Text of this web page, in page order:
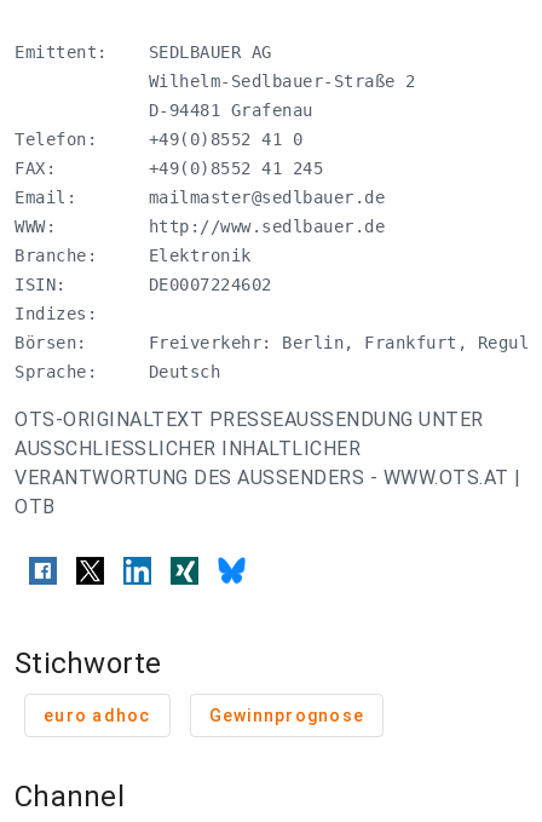
Emittent:    SEDLBAUER AG
             Wilhelm-Sedlbauer-Straße 2
             D-94481 Grafenau
Telefon:     +49(0)8552 41 0
FAX:         +49(0)8552 41 245
Email: mailmaster@sedlbauer.de
WWW:         http://www.sedlbauer.de
Branche:     Elektronik
ISIN:        DE0007224602
Indizes:
Börsen:      Freiverkehr: Berlin, Frankfurt,
Sprache:     Deutsch
OTS-ORIGINALTEXT PRESSEAUSSENDUNG UNTER
AUSSCHLIESSLICHER INHALTLICHER
VERANTWORTUNG DES AUSSENDERS - WWW.OTS.AT |
OTB
Stichworte
euro adhoc Gewinnprognose
Channel